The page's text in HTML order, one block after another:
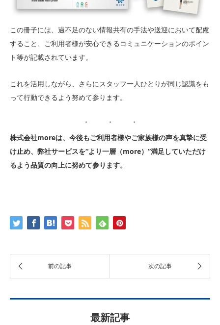
この冊子には、過不足のない情報共有の手法や送迎において配慮
すること、ご利用者様が安心できるコミュニケーションのポイン
ト等が記載されています。
これを活用しながら、さらにスタッフ一人ひとりが同じ認識をも
って行動できるよう努めて参ります。
株式会社moreは、今後もご利用者様やご家族様の声を真摯に受
け止め、弊社サービスを“より一層（more）”満足していただけ
るよう品質の向上に努めて参ります。
最新記事